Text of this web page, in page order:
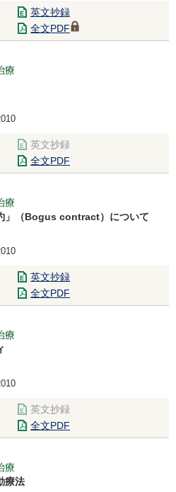
英文抄録
全文PDF
療
英文抄録
全文PDF
療
」（Bogus contract）について
英文抄録
全文PDF
療
英文抄録
全文PDF
療
療法